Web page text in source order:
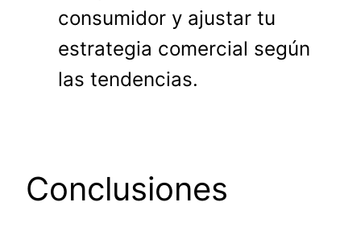
consumidor y ajustar tu
estrategia comercial según
las tendencias.
Conclusiones